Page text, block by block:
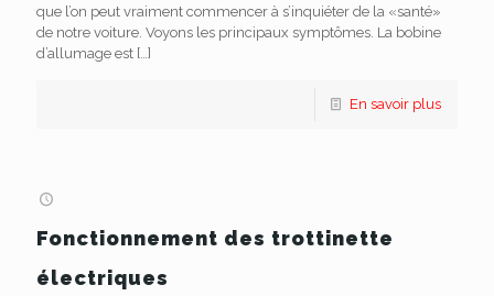
que l’on peut vraiment commencer à s’inquiéter de la «santé»
de notre voiture. Voyons les principaux symptômes. La bobine
d’allumage est […]
En savoir plus
Fonctionnement des trottinette
électriques